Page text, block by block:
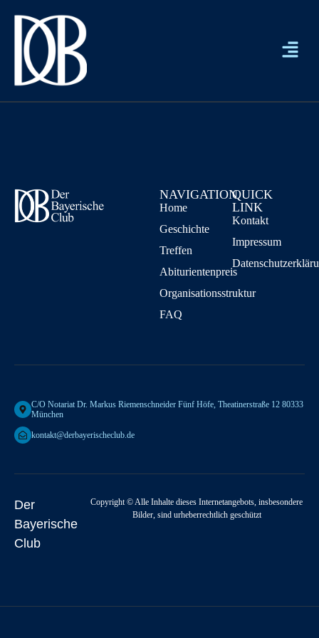
NAVIGATION
Home
Geschichte
Treffen
Abiturientenpreis
Organisationsstruktur
FAQ
QUICK
LINK
Kontakt
Impressum
C/o Notariat Dr. Markus Riemenschneider Fünf Höfe, Theatinerstraße 12 80333
München
kontakt@derbayerischeclub.de
Der
Bayerische
Club
Copyright © Alle Inhalte dieses Internetangebots, insbesondere
Bilder, sind urheberrechtlich geschützt